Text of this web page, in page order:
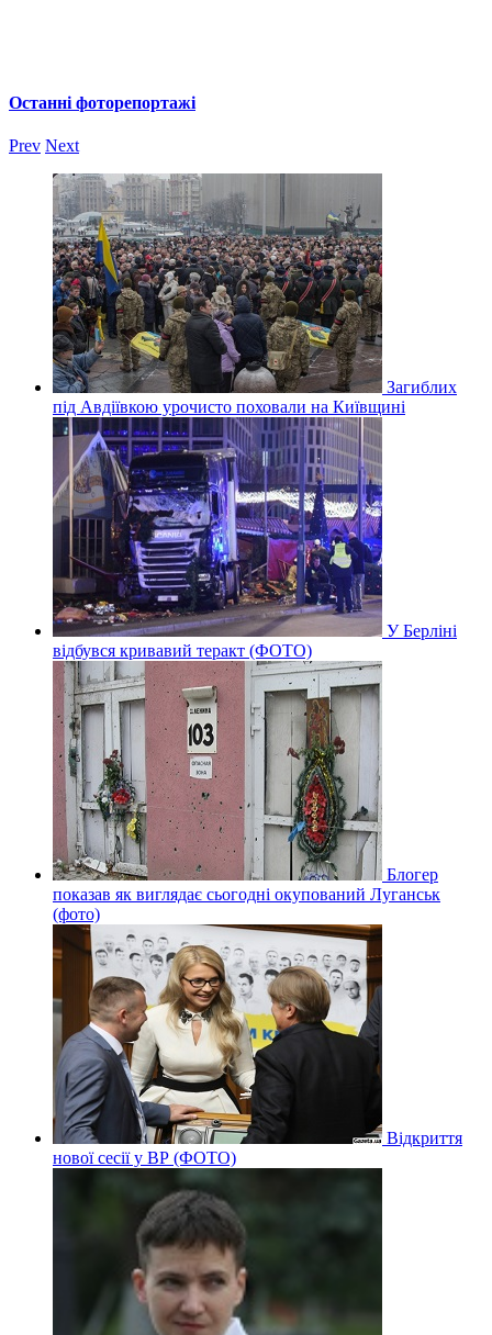
Останні фоторепортажі
Prev Next
Загиблих
під Авдіївкою урочисто поховали на Київщині
У Берліні
відбувся кривавий теракт (ФОТО)
Блогер
показав як виглядає сьогодні окупований Луганськ
(фото)
Відкриття
нової сесії у ВР (ФОТО)